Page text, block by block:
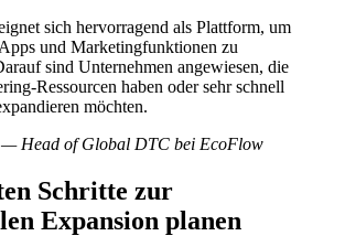
sich hervorragend als Plattform, um
und Marketingfunktionen zu
sind Unternehmen angewiesen, die
Ressourcen haben oder sehr schnell
möchten.
— Head of Global DTC bei EcoFlow
Schritte zur
Expansion planen